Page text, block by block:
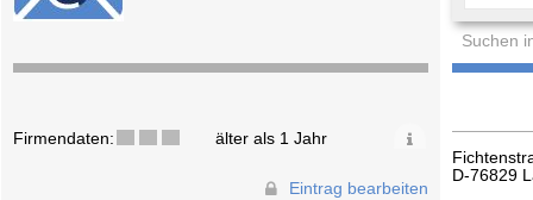
Suchen
Firmendaten: älter als 1 Jahr
Eintrag bearbeiten
D-76829